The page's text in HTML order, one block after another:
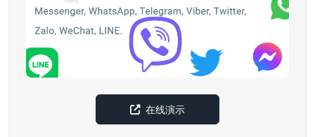
在线演示